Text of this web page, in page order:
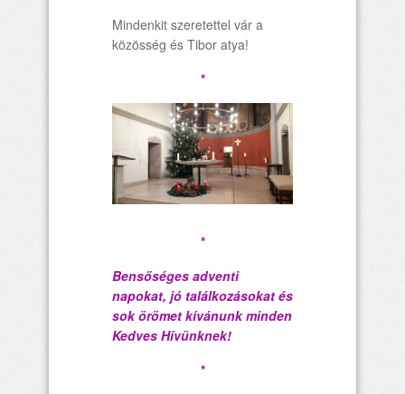
Mindenkit szeretettel vár a
közösség és Tibor atya!
*
*
Bensőséges adventi
napokat, jó találkozásokat és
sok örömet kívánunk minden
Kedves Hívünknek!
*